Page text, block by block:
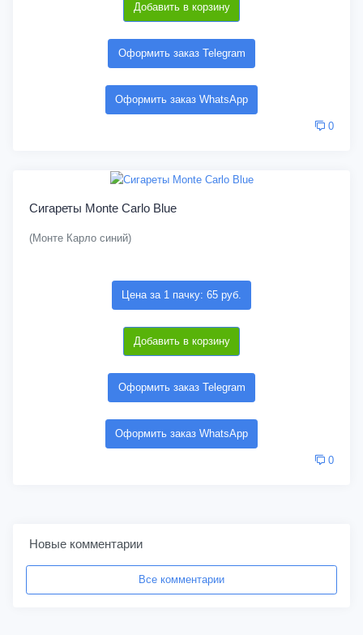
Добавить в корзину
Оформить заказ Telegram
Оформить заказ WhatsApp
0
Сигареты Monte Carlo Blue
(Монте Карло синий)
Цена за 1 пачку: 65 руб.
Добавить в корзину
Оформить заказ Telegram
Оформить заказ WhatsApp
0
Новые комментарии
Все комментарии